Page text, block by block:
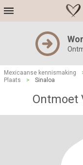
Mexicaanse kennismaking
Plaats
> Sinaloa
Ontmoet